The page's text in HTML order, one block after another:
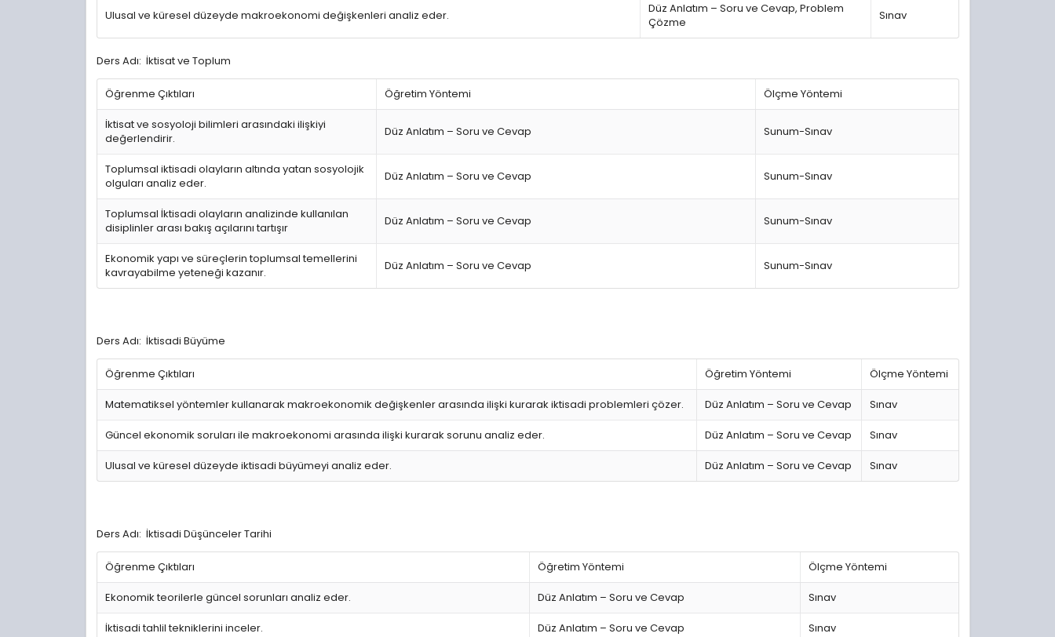
Ulusal ve küresel düzeyde makroekonomi değişkenleri analiz eder.
Düz Anlatım – Soru ve Cevap, Problem
Çözme
Sınav
Ders Adı: İktisat ve Toplum
Öğrenme Çıktıları Öğretim Yöntemi Ölçme Yöntemi
İktisat ve sosyoloji bilimleri arasındaki ilişkiyi
değerlendirir.
Düz Anlatım – Soru ve Cevap Sunum-Sınav
Toplumsal iktisadi olayların altında yatan sosyolojik
olguları analiz eder.
Düz Anlatım – Soru ve Cevap Sunum-Sınav
Toplumsal İktisadi olayların analizinde kullanılan
disiplinler arası bakış açılarını tartışır
Düz Anlatım – Soru ve Cevap Sunum-Sınav
Ekonomik yapı ve süreçlerin toplumsal temellerini
kavrayabilme yeteneği kazanır.
Düz Anlatım – Soru ve Cevap Sunum-Sınav
Ders Adı: İktisadi Büyüme
Öğrenme Çıktıları Öğretim Yöntemi Ölçme Yöntemi
Matematiksel yöntemler kullanarak makroekonomik değişkenler arasında ilişki kurarak iktisadi problemleri çözer. Düz Anlatım – Soru ve Cevap Sınav
Güncel ekonomik soruları ile makroekonomi arasında ilişki kurarak sorunu analiz eder. Düz Anlatım – Soru ve Cevap Sınav
Ulusal ve küresel düzeyde iktisadi büyümeyi analiz eder. Düz Anlatım – Soru ve Cevap Sınav
Ders Adı: İktisadi Düşünceler Tarihi
Öğrenme Çıktıları Öğretim Yöntemi Ölçme Yöntemi
Ekonomik teorilerle güncel sorunları analiz eder. Düz Anlatım – Soru ve Cevap Sınav
İktisadi tahlil tekniklerini inceler. Düz Anlatım – Soru ve Cevap Sınav